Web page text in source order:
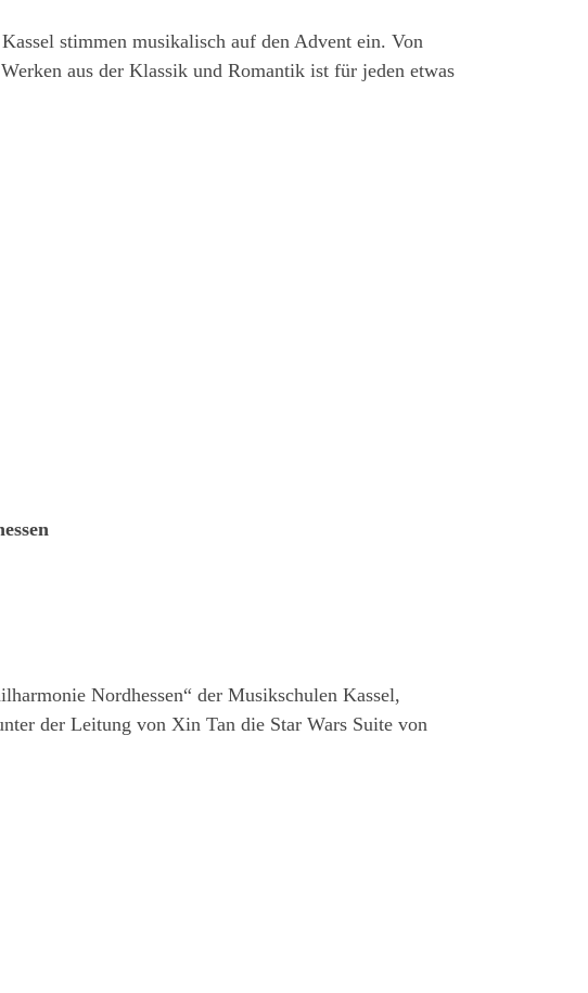
stimmen musikalisch auf den Advent ein. Von
aus der Klassik und Romantik ist für jeden etwas
Nordhessen“ der Musikschulen Kassel,
der Leitung von Xin Tan die Star Wars Suite von